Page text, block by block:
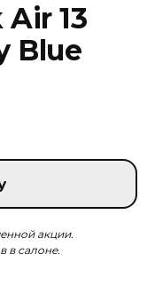
13
Blue
акции.
в салоне.